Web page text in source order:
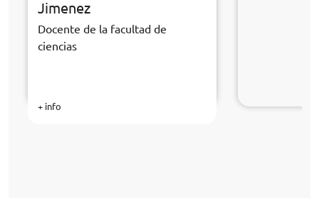
Jimenez
Docente de la facultad de
ciencias
+ info